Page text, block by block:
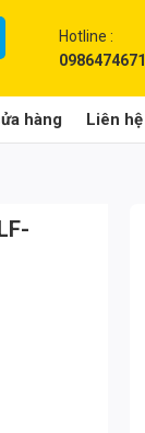
Hotline :
0986474671
hàng Liên hệ